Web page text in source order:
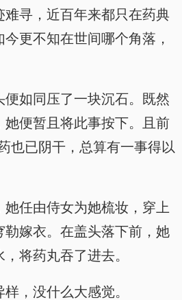
难寻，近百年来都只在药典
更不知在世间哪个角落，
便如同压了一块沉石。既然
她便暂且将此事按下。且前
也已阴干，总算有一事得以
她任由侍女为她梳妆，穿上
勒嫁衣。在盖头落下前，她
将药丸吞了进去。
，没什么大感觉。